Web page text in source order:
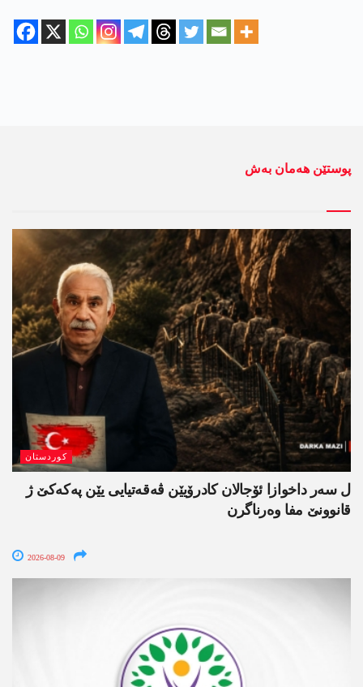
پوستێن ھەمان بەش
کوردستان
ل سەر داخوازا ئۆجالان کادرۆیێن ڤەقەتیایی یێن پەکەکێ ژ
قانوونێ مفا وەرناگرن
2026-08-09